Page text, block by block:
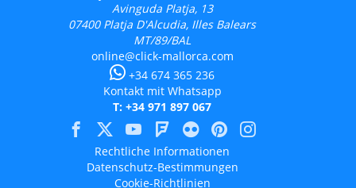
Avinguda Platja, 13
07400 Platja D'Alcudia, Illes Balears
MT/89/BAL
online@click-mallorca.com
+34 674 365 236
Kontakt mit Whatsapp
T: +34 971 897 067
Rechtliche Informationen
Datenschutz-Bestimmungen
Cookie-Richtlinien